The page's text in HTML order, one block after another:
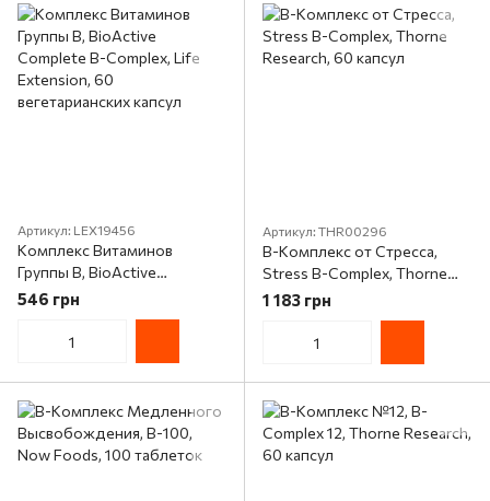
Артикул: LEX19456
Комплекс Витаминов
Группы В, BioActive
Complete B-Complex, Life
вегетарианских капсул
546 грн
Артикул: THR00296
В-Комплекс от Стресса,
Stress B-Complex, Thorne
Research, 60 капсул
1 183 грн